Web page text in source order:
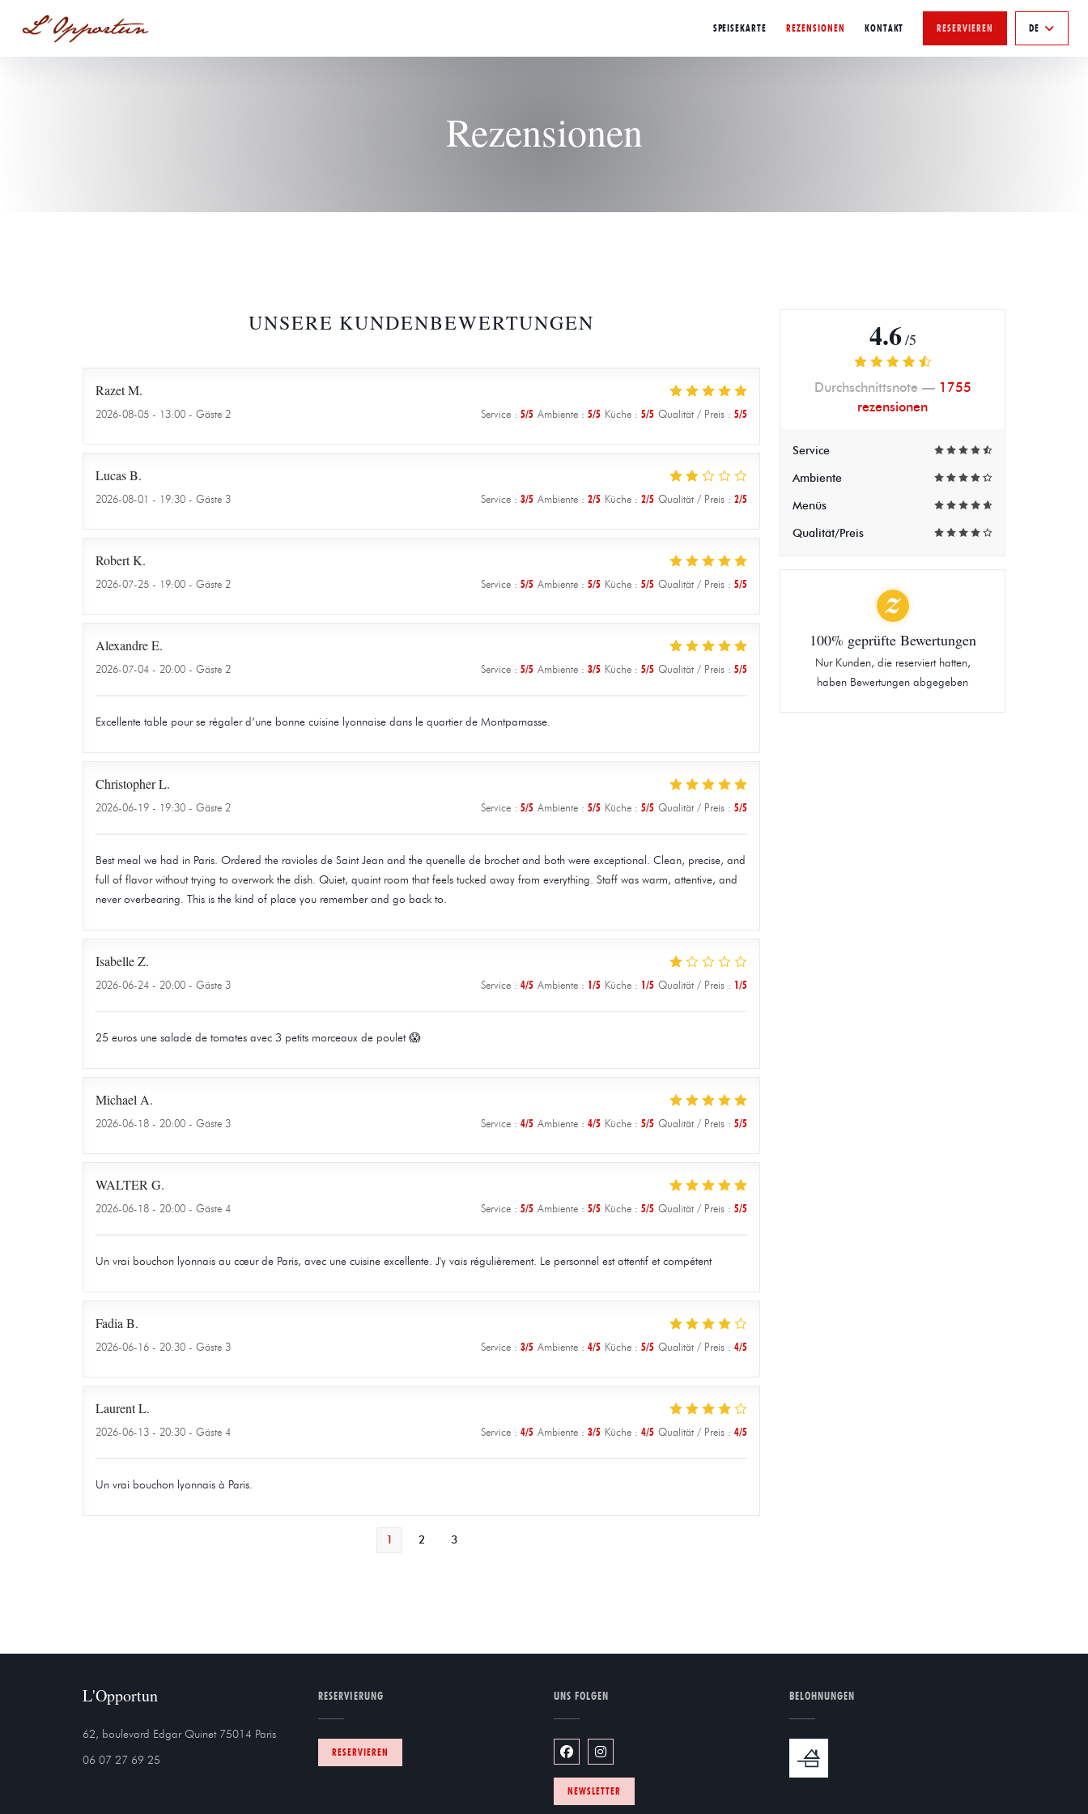
SPEISEKARTE REZENSIONEN KONTAKT RESERVIEREN DE
Rezensionen
UNSERE KUNDENBEWERTUNGEN
RazetM
2026-08-05 - 13:00 - Gäste 2 Service : 5/5 Ambiente : 5/5 Küche : 5/5 Qualität / Preis : 5/5
LucasB
2026-08-01 - 19:30 - Gäste 3 Service : 3/5 Ambiente : 2/5 Küche : 2/5 Qualität / Preis : 2/5
RobertK
2026-07-25 - 19:00 - Gäste 2 Service : 5/5 Ambiente : 5/5 Küche : 5/5 Qualität / Preis : 5/5
AlexandreE
2026-07-04 - 20:00 - Gäste 2 Service : 5/5 Ambiente : 3/5 Küche : 5/5 Qualität / Preis : 5/5
Excellente table pour se régaler d’une bonne cuisine lyonnaise dans le quartier de Montparnasse.
ChristopherL
2026-06-19 - 19:30 - Gäste 2 Service : 5/5 Ambiente : 5/5 Küche : 5/5 Qualität / Preis : 5/5
Best meal we had in Paris. Ordered the ravioles de Saint Jean and the quenelle de brochet and both were exceptional. Clean, precise, and
full of flavor without trying to overwork the dish. Quiet, quaint room that feels tucked away from everything. Staff was warm, attentive, and
never overbearing. This is the kind of place you remember and go back to.
IsabelleZ
2026-06-24 - 20:00 - Gäste 3 Service : 4/5 Ambiente : 1/5 Küche : 1/5 Qualität / Preis : 1/5
25 euros une salade de tomates avec 3 petits morceaux de poulet 😱
Michael A
2026-06-18 - 20:00 - Gäste 3 Service : 4/5 Ambiente : 4/5 Küche : 5/5 Qualität / Preis : 5/5
WALTER G
2026-06-18 - 20:00 - Gäste 4 Service : 5/5 Ambiente : 5/5 Küche : 5/5 Qualität / Preis : 5/5
Un vrai bouchon lyonnais au cœur de Paris, avec une cuisine excellente. J'y vais régulièrement. Le personnel est attentif et compétent
Fadia B
2026-06-16 - 20:30 - Gäste 3 Service : 3/5 Ambiente : 4/5 Küche : 5/5 Qualität / Preis : 4/5
LaurentL
2026-06-13 - 20:30 - Gäste 4 Service : 4/5 Ambiente : 3/5 Küche : 4/5 Qualität / Preis : 4/5
Un vrai bouchon lyonnais à Paris.
1 2 3
4.6/5
Durchschnittsnote — 1755
rezensionen
Service
Ambiente
Menüs
Qualität/Preis
100% geprüfte Bewertungen
Nur Kunden, die reserviert hatten,
haben Bewertungen abgegeben
L'Opportun
62, boulevard Edgar Quinet 75014 Paris((öffnet ein neues Fenster))
06 07 27 69 25
RESERVIERUNG
RESERVIEREN
UNS FOLGEN
Facebook ((öffnet ein neues Fenster))
Instagram ((öffnet ein neues Fenster))
NEWSLETTER
BELOHNUNGEN